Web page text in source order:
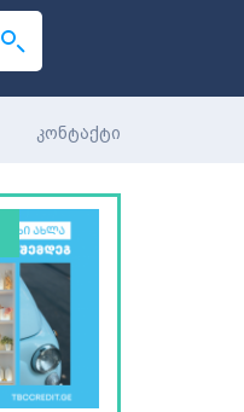
კონტაქტი